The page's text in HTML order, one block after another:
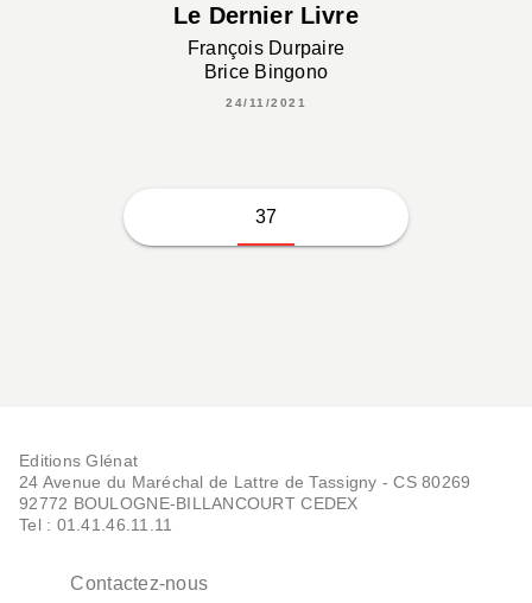
Le Dernier Livre
François Durpaire
Brice Bingono
24/11/2021
37
Editions Glénat
24 Avenue du Maréchal de Lattre de Tassigny - CS 80269
92772 BOULOGNE-BILLANCOURT CEDEX
Tel : 01.41.46.11.11
Contactez-nous